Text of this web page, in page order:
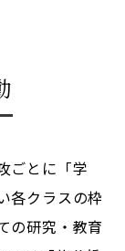
ごとに「学
各クラスの枠
の研究・教育